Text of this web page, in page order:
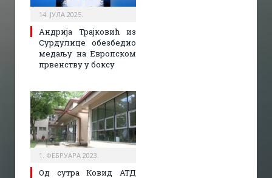
14. ЈУЛА 2025.
Андрија Трајковић из
Сурдулице обезбедио
медаљу на Европском
првенству у боксу
1. ФЕБРУАРА 2023.
Од сутра Ковид АТД